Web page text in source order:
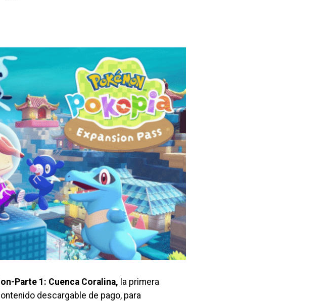
Parte 1: Cuenca Coralina, la primera
descargable de pago, para